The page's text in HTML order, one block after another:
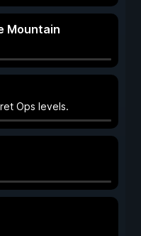
Mountain
Ops levels.